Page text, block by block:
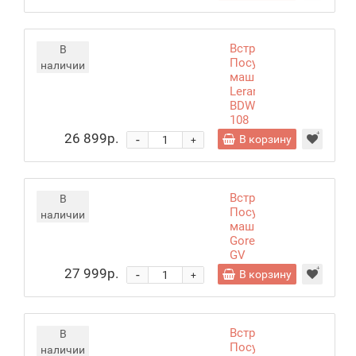
В
наличии
Встраиваемая
Посудомоечная
машина
Leran
BDW45-
108
С
26 899р. +
- В корзину
В
наличии
Встраиваемая
Посудомоечная
машина
Gorenje
GV
522E10S
27 999р. +
- В корзину
В
наличии
Встраиваемая
Посудомоечная